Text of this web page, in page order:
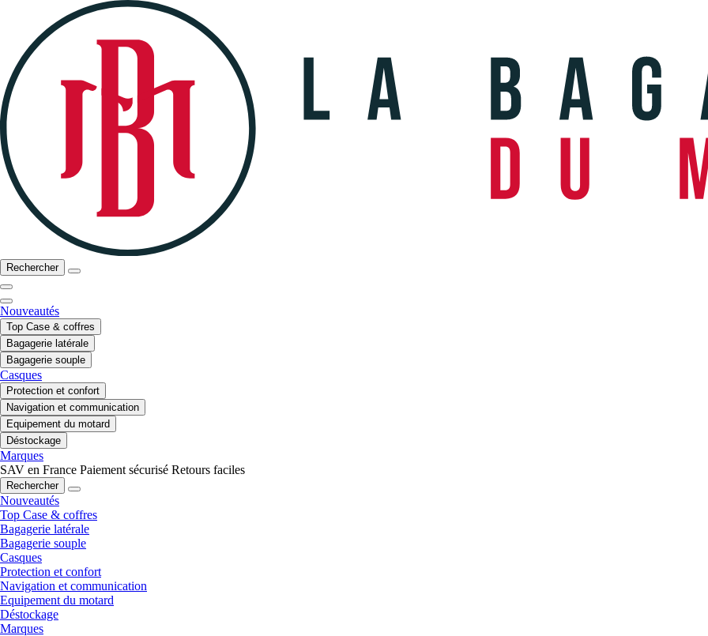
Rechercher
Nouveautés
Top Case & coffres
Bagagerie latérale
Bagagerie souple
Casques
Protection et confort
Navigation et communication
Equipement du motard
Déstockage
Marques
SAV en France Paiement sécurisé Retours faciles
Rechercher
Nouveautés
Top Case & coffres
Bagagerie latérale
Bagagerie souple
Casques
Protection et confort
Navigation et communication
Equipement du motard
Déstockage
Marques